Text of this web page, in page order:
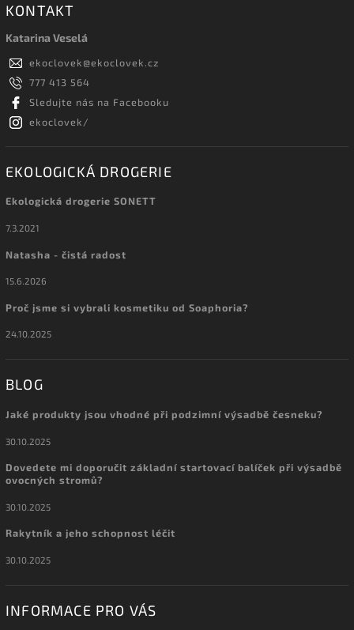
KONTAKT
Katarina Veselá
ekoclovek@ekoclovek.cz
777 413 564
Sledujte nás na Facebooku
ekoclovek/
EKOLOGICKÁ DROGERIE
Ekologická drogerie SONETT
7.3.2021
Natasha - čistá radost
15.6.2026
Proč jsme si vybrali kosmetiku od Soaphoria?
24.10.2025
BLOG
Jaké produkty jsou vhodné při podzimní výsadbě česneku?
30.10.2025
Dovedete mi doporučit základní startovací balíček při výsadbě
ovocných stromů?
30.10.2025
Rakytník a jeho schopnost léčit
30.10.2025
INFORMACE PRO VÁS